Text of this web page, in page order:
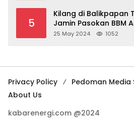
5
Kilang di Balikpapan
Jamin Pasokan BBM
25 May 2024 1052
Privacy Policy Pedoman Media
About Us
kabarenergi.com @2024